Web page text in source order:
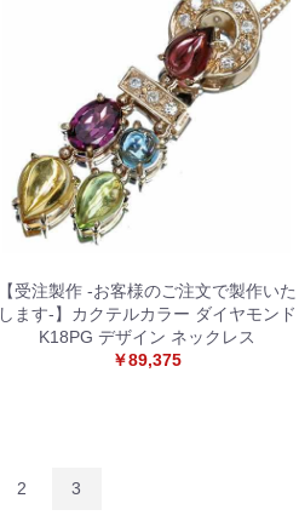
【受注製作 -お客様のご注文で製作いた
します-】カクテルカラー ダイヤモンド
K18PG デザイン ネックレス
￥89,375
2 3